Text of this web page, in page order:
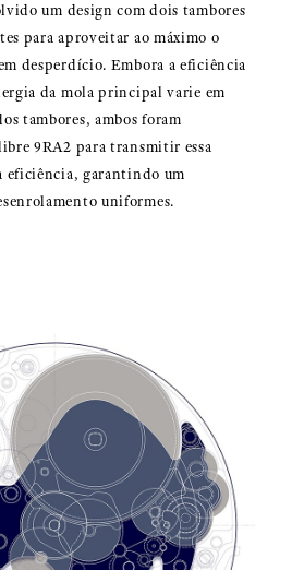
um design com dois tambores
para aproveitar ao máximo o
desperdício. Embora a eficiência
da mola principal varie em
tambores, ambos foram
9RA2 para transmitir essa
eficiência, garantindo um
uniformes.